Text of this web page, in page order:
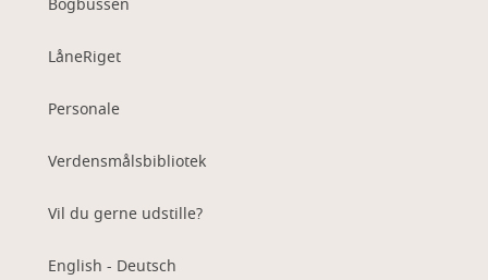
Bogbussen
LåneRiget
Personale
Verdensmålsbibliotek
Vil du gerne udstille?
English - Deutsch